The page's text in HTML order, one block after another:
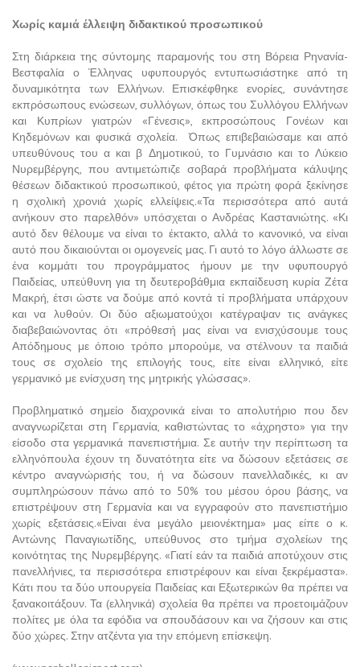
Χωρίς καμιά έλλειψη διδακτικού προσωπικού
Στη διάρκεια της σύντομης παραμονής του στη Βόρεια Ρηνανία-
Βεστφαλία ο Έλληνας υφυπουργός εντυπωσιάστηκε από τη
δυναμικότητα των Ελλήνων. Επισκέφθηκε ενορίες, συνάντησε
εκπρόσωπους ενώσεων, συλλόγων, όπως του Συλλόγου Ελλήνων
και Κυπρίων γιατρών «Γένεσις», εκπροσώπους Γονέων και
Κηδεμόνων και φυσικά σχολεία. Όπως επιβεβαιώσαμε και από
υπευθύνους του α και β Δημοτικού, το Γυμνάσιο και το Λύκειο
Νυρεμβέργης, που αντιμετώπιζε σοβαρά προβλήματα κάλυψης
θέσεων διδακτικού προσωπικού, φέτος για πρώτη φορά ξεκίνησε
η σχολική χρονιά χωρίς ελλείψεις.«Τα περισσότερα από αυτά
ανήκουν στο παρελθόν» υπόσχεται ο Ανδρέας Καστανιώτης. «Κι
αυτό δεν θέλουμε να είναι το έκτακτο, αλλά το κανονικό, να είναι
αυτό που δικαιούνται οι ομογενείς μας. Γι αυτό το λόγο άλλωστε σε
ένα κομμάτι του προγράμματος ήμουν με την υφυπουργό
Παιδείας, υπεύθυνη για τη δευτεροβάθμια εκπαίδευση κυρία Ζέτα
Μακρή, έτσι ώστε να δούμε από κοντά τί προβλήματα υπάρχουν
και να λυθούν. Οι δύο αξιωματούχοι κατέγραψαν τις ανάγκες
διαβεβαιώνοντας ότι «πρόθεσή μας είναι να ενισχύσουμε τους
Απόδημους με όποιο τρόπο μπορούμε, να στέλνουν τα παιδιά
τους σε σχολείο της επιλογής τους, είτε είναι ελληνικό, είτε
γερμανικό με ενίσχυση της μητρικής γλώσσας».
Προβληματικό σημείο διαχρονικά είναι το απολυτήριο που δεν
αναγνωρίζεται στη Γερμανία, καθιστώντας το «άχρηστο» για την
είσοδο στα γερμανικά πανεπιστήμια. Σε αυτήν την περίπτωση τα
ελληνόπουλα έχουν τη δυνατότητα είτε να δώσουν εξετάσεις σε
κέντρο αναγνώρισής του, ή να δώσουν πανελλαδικές, κι αν
συμπληρώσουν πάνω από το 50% του μέσου όρου βάσης, να
επιστρέψουν στη Γερμανία και να εγγραφούν στο πανεπιστήμιο
χωρίς εξετάσεις.«Είναι ένα μεγάλο μειονέκτημα» μας είπε ο κ.
Αντώνης Παναγιωτίδης, υπεύθυνος στο τμήμα σχολείων της
κοινότητας της Νυρεμβέργης. «Γιατί εάν τα παιδιά αποτύχουν στις
πανελλήνιες, τα περισσότερα επιστρέφουν και είναι ξεκρέμαστα».
Κάτι που τα δύο υπουργεία Παιδείας και Εξωτερικών θα πρέπει να
ξανακοιτάξουν. Τα (ελληνικά) σχολεία θα πρέπει να προετοιμάζουν
πολίτες με όλα τα εφόδια να σπουδάσουν και να ζήσουν και στις
δύο χώρες. Στην ατζέντα για την επόμενη επίσκεψη.